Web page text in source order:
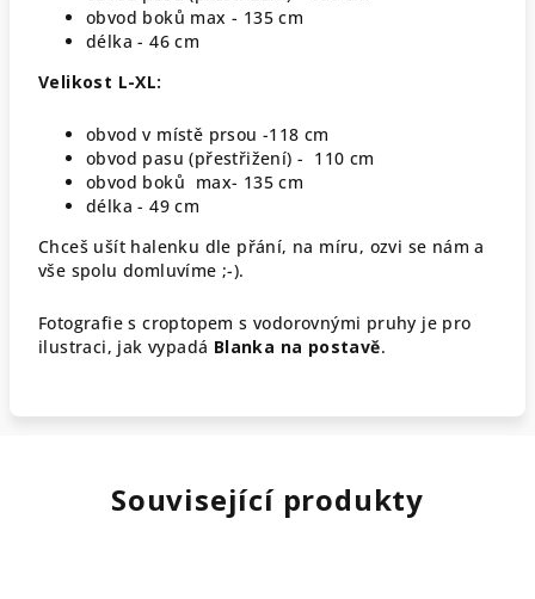
obvod boků max - 135 cm
délka - 46 cm
Velikost L-XL:
obvod v místě prsou -118 cm
obvod pasu (přestřižení) - 110 cm
obvod boků max- 135 cm
délka - 49 cm
Chceš ušít halenku dle přání, na míru, ozvi se nám a
vše spolu domluvíme ;-).
Fotografie s croptopem s vodorovnými pruhy je pro
ilustraci, jak vypadá Blanka na postavě.
Související produkty